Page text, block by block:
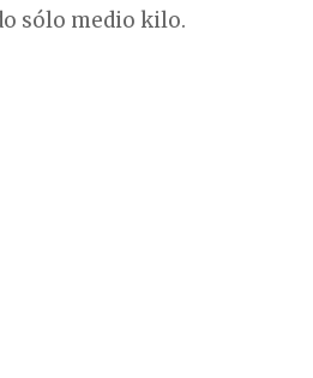
sólo medio kilo.